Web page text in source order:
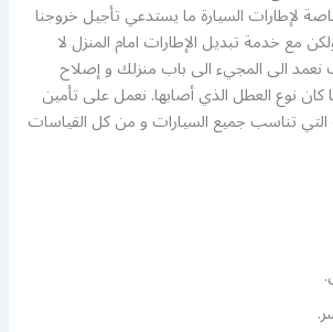
لإطارات السيارة ما يستدعي تأجيل خروجنا
مع خدمة تبديل الإطارات امام المنزل لا
نعمد الى المجيء الى باب منزلك و إصلاح
كان نوع العطل الذي أصابها. نعمل على تأمين
التي تناسب جميع السيارات و من كل القياسات